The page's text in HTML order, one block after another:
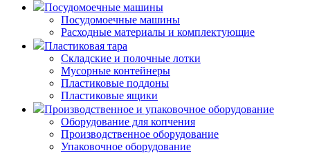
Посудомоечные машины
Посудомоечные машины
Расходные материалы и комплектующие
Пластиковая тара
Складские и полочные лотки
Мусорные контейнеры
Пластиковые поддоны
Пластиковые ящики
Производственное и упаковочное оборудование
Оборудование для копчения
Производственное оборудование
Упаковочное оборудование